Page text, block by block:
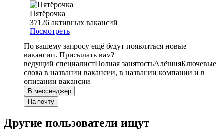
Пятёрочка
37126 активных вакансий
Посмотреть
По вашему запросу ещё будут появляться новые
вакансии. Присылать вам?
ведущий специалистПолная занятостьАлёшняКлючевые
слова в названии вакансии, в названии компании и в
описании вакансии
В мессенджер
На почту
Другие пользователи ищут